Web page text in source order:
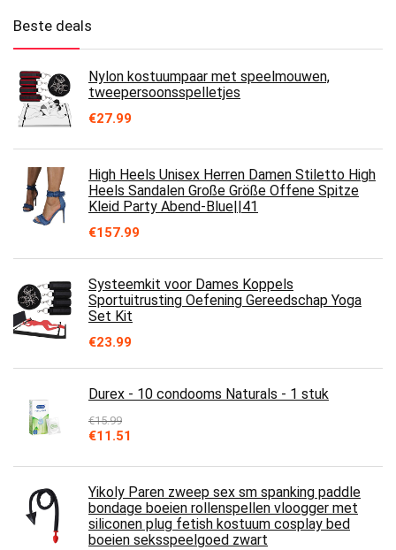
Beste deals
Nylon kostuumpaar met speelmouwen,
tweepersoonsspelletjes
€27.99
High Heels Unisex Herren Damen Stiletto High
Heels Sandalen Große Größe Offene Spitze
Kleid Party Abend-Blue||41
€157.99
Systeemkit voor Dames Koppels
Sportuitrusting Oefening Gereedschap Yoga
Set Kit
€23.99
Durex - 10 condooms Naturals - 1 stuk
€15.99
Oorspronkelijke
was:
€15.99.
€11.51
is:
€11.51.
Yikoly Paren zweep sex sm spanking paddle
bondage boeien rollenspellen vloogger met
siliconen plug fetish kostuum cosplay bed
boeien seksspeelgoed zwart